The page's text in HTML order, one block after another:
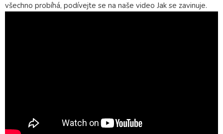
všechno probíhá, podívejte se na naše video Jak se zavinuje.